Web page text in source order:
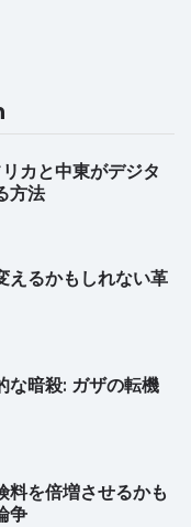
カと中東がデジタ
方法
えるかもしれない革
な暗殺: ガザの転機
料を倍増させるかも
争